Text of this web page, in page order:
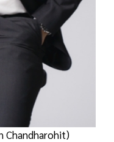
Chandharohit)